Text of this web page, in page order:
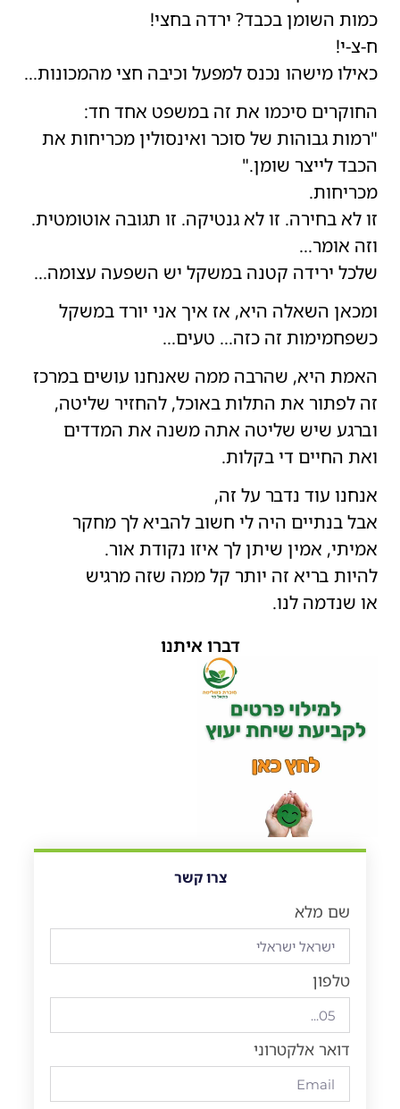
כמות השומן בכבד? ירדה בחצי!
ח-צ-י!
כאילו מישהו נכנס למפעל וכיבה חצי מהמכונות…
החוקרים סיכמו את זה במשפט אחד חד:
"רמות גבוהות של סוכר ואינסולין מכריחות את
הכבד לייצר שומן."
מכריחות.
זו לא בחירה. זו לא גנטיקה. זו תגובה אוטומטית.
וזה אומר…
שלכל ירידה קטנה במשקל יש השפעה עצומה…
ומכאן השאלה היא, אז איך אני יורד במשקל
כשפחמימות זה כזה… טעים…
האמת היא, שהרבה ממה שאנחנו עושים במרכז
זה לפתור את התלות באוכל, להחזיר שליטה,
וברגע שיש שליטה אתה משנה את המדדים
ואת החיים די בקלות.
אנחנו עוד נדבר על זה,
אבל בנתיים היה לי חשוב להביא לך מחקר
אמיתי, אמין שיתן לך איזו נקודת אור.
להיות בריא זה יותר קל ממה שזה מרגיש
או שנדמה לנו.
דברו איתנו
צרו קשר
שם מלא
טלפון
דואר אלקטרוני